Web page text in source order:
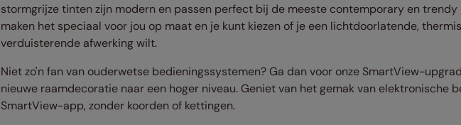
stormgrijze tinten zijn modern en passen perfect bij de meeste contemporary en trendy
maken het speciaal voor jou op maat en je kunt kiezen of je een lichtdoorlatende,
verduisterende afwerking wilt.
Niet zo'n fan van ouderwetse bedieningssystemen? Ga dan voor onze SmartView-
nieuwe raamdecoratie naar een hoger niveau. Geniet van het gemak van elektronische
SmartView-app, zonder koorden of kettingen.